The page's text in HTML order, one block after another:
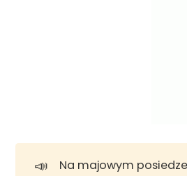
📣 Na majowym